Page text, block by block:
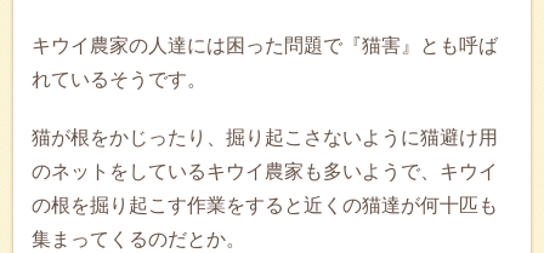
キウイ農家の人達には困った問題で『猫害』とも呼ば
れているそうです。
猫が根をかじったり、掘り起こさないように猫避け用
のネットをしているキウイ農家も多いようで、キウイ
の根を掘り起こす作業をすると近くの猫達が何十匹も
集まってくるのだとか。